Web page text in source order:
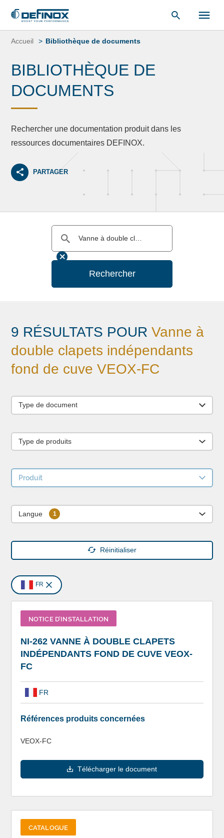
Aller
«Bibliothèque de documents
Accueil Bibliothèque de documents
BIBLIOTHÈQUE DE
DOCUMENTS
Rechercher une documentation produit dans les
ressources documentaires DEFINOX.
PARTAGER
Rechercher
9 RÉSULTATS POURVanne à
double clapets indépendants
fond de cuve VEOX-FC
Type de document
Type de produits
Produit
Langue
Réinitialiser
FR
NOTICE D’INSTALLATION
NI-262 VANNE À DOUBLE CLAPETS
INDÉPENDANTS FOND DE CUVE VEOX-
FC
FR
Références produits concernées
VEOX-FC
Télécharger le document
CATALOGUE